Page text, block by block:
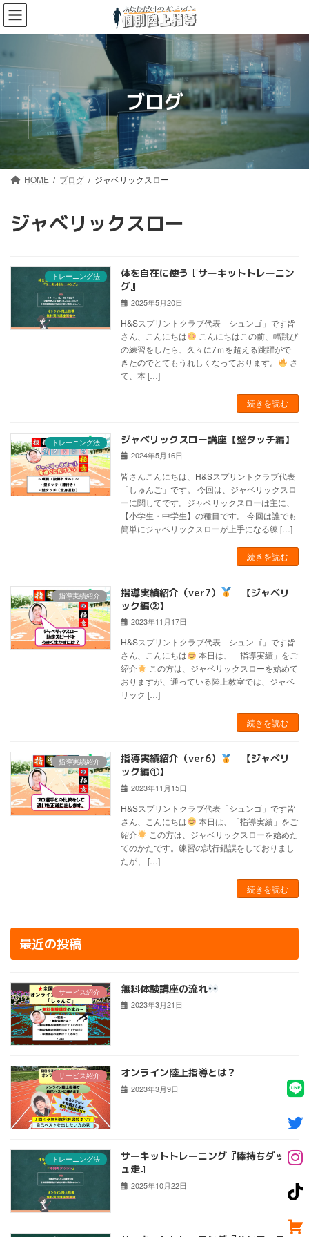
コ
ン
テ
ン
ツ
へ
ス
ッ
ナ
ビ
ゲ
ー
シ
ョ
ン
移
ブログ
HOME ブログ ジャベリックスロー
ジャベリックスロー
トレーニング法
体を自在に使う『サーキットトレーニン
グ』
2025年5月20日
H&Sスプリントクラブ代表「シュンゴ」です皆
さん、こんにちは
こんにちはこの前、幅跳び
の練習をしたら、久々に7ｍを超える跳躍がで
きたのでとてもうれしくなっております。
さ
て、本 […]
続きを読む
トレーニング法 ジャベリックスロー講座【壁タッチ編】
2024年5月16日
皆さんこんにちは、H&Sスプリントクラブ代表
「しゅんご」です。 今回は、ジャベリックスロ
ーに関してです。ジャベリックスローは主に、
【小学生・中学生】の種目です。 今回は誰でも
簡単にジャベリックスローが上手になる練 […]
続きを読む
指導実績紹介 指導実績紹介（ver7）
【ジャベリ
ック編②】
2023年11月17日
H&Sスプリントクラブ代表「シュンゴ」です皆
さん、こんにちは
本日は、「指導実績」をご
紹介
この方は、ジャベリックスローを始めて
おりますが、通っている陸上教室では、ジャベ
リック […]
続きを読む
指導実績紹介 指導実績紹介（ver6）
【ジャベリ
ック編①】
2023年11月15日
H&Sスプリントクラブ代表「シュンゴ」です皆
さん、こんにちは
本日は、「指導実績」をご
紹介
この方は、ジャベリックスローを始めた
てのかたです。練習の試行錯誤をしておりまし
たが、 […]
続きを読む
最近の投稿
サービス紹介 無料体験講座の流れ
2023年3月21日
サービス紹介 オンライン陸上指導とは？
2023年3月9日
トレーニング法
サーキットトレーニング『棒持ちダッシ
ュ走』
2025年10月22日